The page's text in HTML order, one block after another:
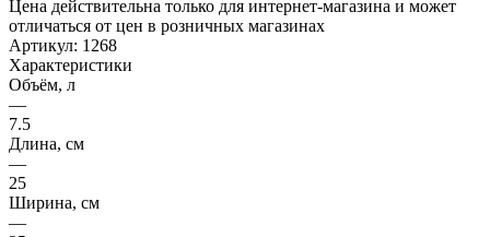
Цена действительна только для интернет-магазина и может
отличаться от цен в розничных магазинах
Артикул: 1268
Характеристики
Объём, л
—
7.5
Длина, см
—
25
Ширина, см
—